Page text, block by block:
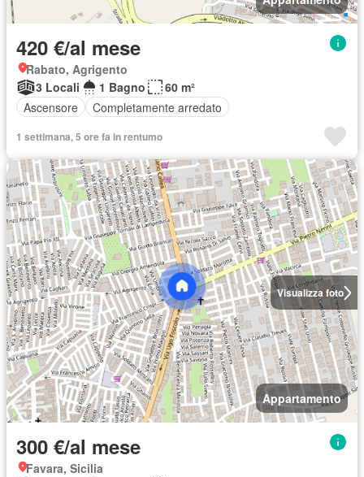
420 €/al mese
Rabato, Agrigento
3 Locali
1 Bagno
60 m²
Ascensore
Completamente arredato
1 settimana, 5 ore fa in rentumo
Visualizza foto
Appartamento
300 €/al mese
Favara, Sicilia